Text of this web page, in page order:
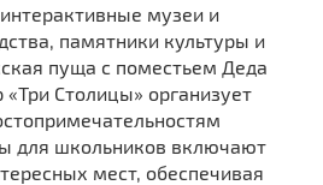
музеи и
памятники культуры и
пуща с поместьем Деда
Столицы» организует
для школьников включают
мест, обеспечивая